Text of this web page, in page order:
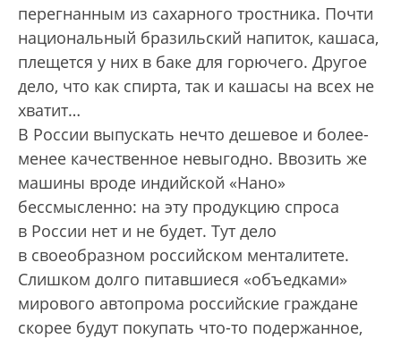
перегнанным из сахарного тростника. Почти
национальный бразильский напиток, кашаса,
плещется у них в баке для горючего. Другое
дело, что как спирта, так и кашасы на всех не
хватит…
В России выпускать нечто дешевое и более-
менее качественное невыгодно. Ввозить же
машины вроде индийской «Нано»
бессмысленно: на эту продукцию спроса
в России нет и не будет. Тут дело
в своеобразном российском менталитете.
Слишком долго питавшиеся «объедками»
мирового автопрома российские граждане
скорее будут покупать что-то подержанное,